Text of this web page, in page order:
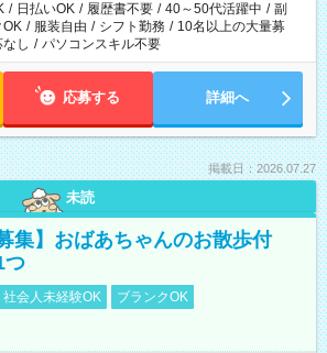
/ 日払いOK / 履歴書不要 / 40～50代活躍中 / 副
OK / 服装自由 / シフト勤務 / 10名以上の大量募
し / パソコンスキル不要
応募する 詳細へ
掲載日：2026.07.27
未読
集】おばあちゃんのお散歩付
つ
社会人未経験OK
ブランクOK